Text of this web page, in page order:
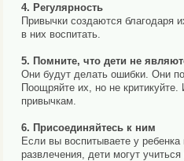
4. Регулярность
Привычки создаются благодаря
в них воспитать.
5. Помните, что дети не
Они будут делать ошибки. Они
Поощряйте их, но не
привычкам.
6. Присоединяйтесь к ним
Если вы воспитываете у
развлечения, дети могут